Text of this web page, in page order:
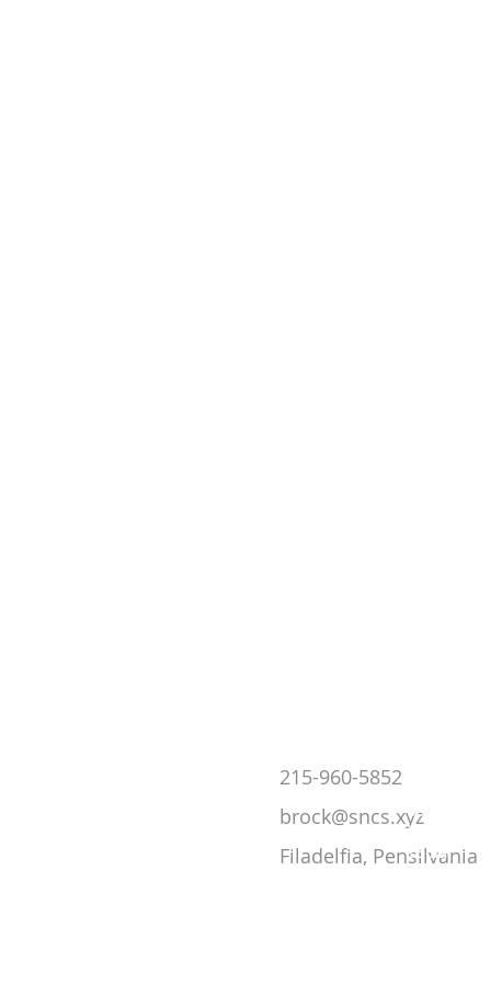
215-960-5852
brock@sncs.xyz
Filadelfia, Pensilvania
comun
icación
social